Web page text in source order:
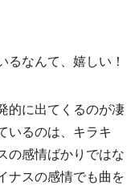
なんて、嬉しい！
的に出てくるのが凄
いるのは、キラキ
の感情ばかりではな
ナスの感情でも曲を